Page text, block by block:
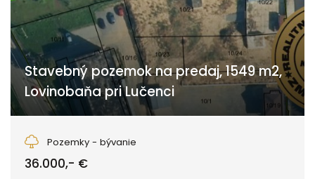
Stavebný pozemok na predaj, 1549 m2,
Lovinobaňa pri Lučenci
Pozemky - bývanie
36.000,- €